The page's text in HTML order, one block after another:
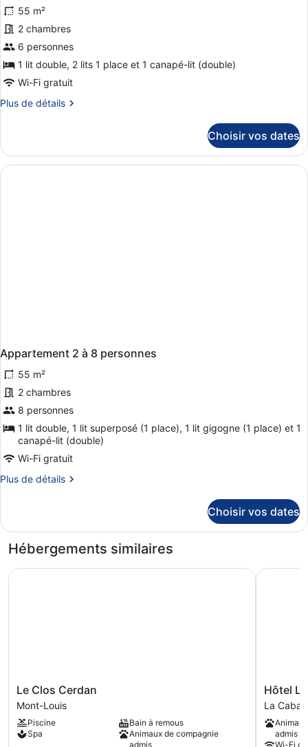
55 m²
2 chambres
6 personnes
1 lit double, 2 lits 1 place et 1 canapé-lit (double)
Wi-Fi gratuit
Plus de détails
Plus
le
type
de
Choisir vos dates
Appartement 2 à 8 personnes
55 m²
2 chambres
8 personnes
1 lit double, 1 lit superposé (1 place), 1 lit gigogne (1 place) et 1
canapé-lit (double)
Wi-Fi gratuit
Plus de détails
Plus
le
de
Appartement
Choisir vos dates
Hébergements similaires
Le
Clos
Cerdan
Mont-
Louis
Le Clos Cerdan
Mont-Louis
Piscine
Bain à remous
Spa
Animaux de compagnie
admis
Le Clos Cerdan
Hôtel
Le
Catalan
La
Hôtel
La
admis
Wi-Fi
Hôtel Le